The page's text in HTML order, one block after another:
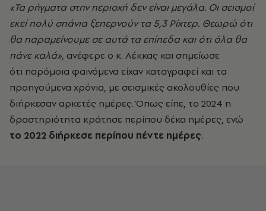
«Τα ρήγματα στην περιοχή δεν είναι μεγάλα. Οι σεισμοί
εκεί πολύ σπάνια ξεπερνούν τα 5,3 Ρίχτερ. Θεωρώ ότι
θα παραμείνουμε σε αυτά τα επίπεδα και ότι όλα θα
πάνε καλά», ανέφερε ο κ. Λέκκας και σημείωσε
ότι παρόμοια φαινόμενα είχαν καταγραφεί και τα
προηγούμενα χρόνια, με σεισμικές ακολουθίες που
διήρκεσαν αρκετές ημέρες. Όπως είπε, το 2024 η
δραστηριότητα κράτησε περίπου δέκα ημέρες, ενώ
το 2022 διήρκεσε περίπου πέντε ημέρες.